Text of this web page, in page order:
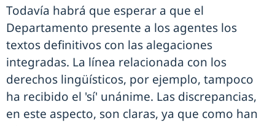
Todavía habrá que esperar a que el
Departamento presente a los agentes los
textos definitivos con las alegaciones
integradas. La línea relacionada con los
derechos lingüísticos, por ejemplo, tampoco
ha recibido el 'sí' unánime. Las discrepancias,
en este aspecto, son claras, ya que como han